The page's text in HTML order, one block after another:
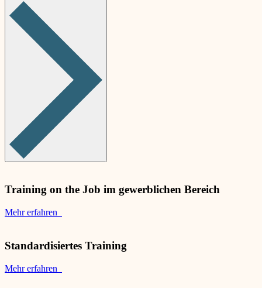
Training on the Job im gewerblichen Bereich
Mehr erfahren
Standardisiertes Training
Mehr erfahren